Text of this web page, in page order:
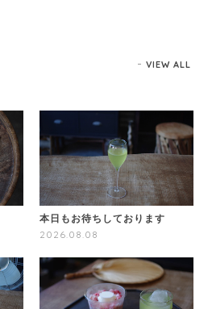
VIEW ALL
本日もお待ちしております
2026.08.08